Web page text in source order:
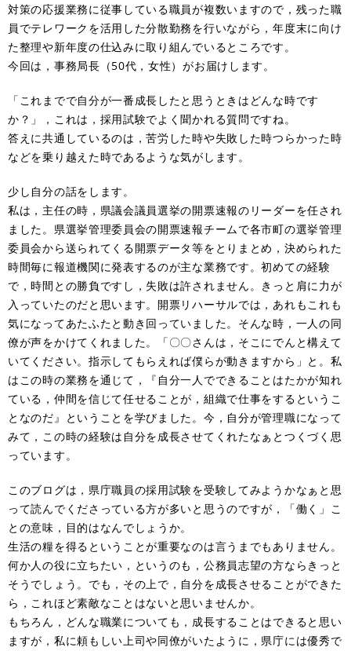
対策の応援業務に従事している職員が複数いますので，残った職
員でテレワークを活用した分散勤務を行いながら，年度末に向け
た整理や新年度の仕込みに取り組んでいるところです。
今回は，事務局長（50代，女性）がお届けします。
「これまでで自分が一番成長したと思うときはどんな時です
か？」，これは，採用試験でよく聞かれる質問ですね。
答えに共通しているのは，苦労した時や失敗した時つらかった時
などを乗り越えた時であるような気がします。
少し自分の話をします。
私は，主任の時，県議会議員選挙の開票速報のリーダーを任され
ました。県選挙管理委員会の開票速報チームで各市町の選挙管理
委員会から送られてくる開票データ等をとりまとめ，決められた
時間毎に報道機関に発表するのが主な業務です。初めての経験
で，時間との勝負ですし，失敗は許されません。きっと肩に力が
入っていたのだと思います。開票リハーサルでは，あれもこれも
気になってあたふたと動き回っていました。そんな時，一人の同
僚が声をかけてくれました。「〇〇さんは，そこにでんと構えて
いてください。指示してもらえれば僕らが動きますから」と。私
はこの時の業務を通じて，『自分一人でできることはたかが知れ
ている，仲間を信じて任せることが，組織で仕事をするというこ
となのだ』ということを学びました。今，自分が管理職になって
みて，この時の経験は自分を成長させてくれたなぁとつくづく思
っています。
このブログは，県庁職員の採用試験を受験してみようかなぁと思
って読んでくださっている方が多いと思うのですが，「働く」こ
との意味，目的はなんでしょうか。
生活の糧を得るということが重要なのは言うまでもありません。
何か人の役に立ちたい，というのも，公務員志望の方ならきっと
そうでしょう。でも，その上で，自分を成長させることができた
ら，これほど素敵なことはないと思いませんか。
もちろん，どんな職業についても，成長することはできると思い
ますが，私に頼もしい上司や同僚がいたように，県庁には優秀で